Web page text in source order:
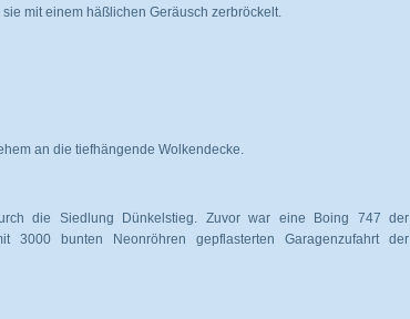
mit einem häßlichen Geräusch zerbröckelt.
an die tiefhängende Wolkendecke.
die Siedlung Dünkelstieg. Zuvor war eine Boing 747 der
bunten Neonröhren gepflasterten Garagenzufahrt der